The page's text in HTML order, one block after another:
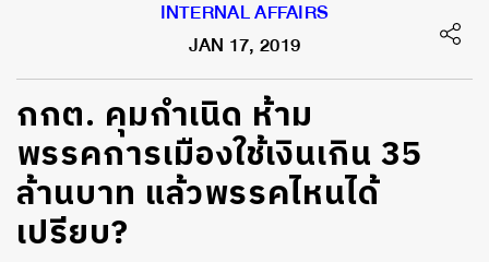
INTERNAL AFFAIRS
JAN 17, 2019
กกต. คุมกำเนิด ห้าม
พรรคการเมืองใช้เงินเกิน 35
ล้านบาท แล้วพรรคไหนได้
เปรียบ?